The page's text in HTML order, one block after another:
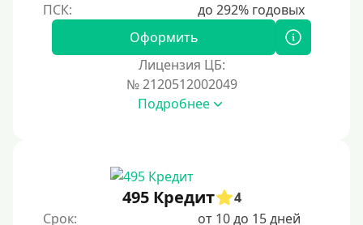
Оформить
Лицензия ЦБ:
№ 2120512002049
Подробнее
495 Кредит
4
Срок:
от 10 до 15 дней